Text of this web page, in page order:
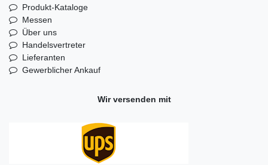
Produkt-Kataloge
Messen
Über uns
Handelsvertreter
Lieferanten
Gewerblicher Ankauf
Wir versenden mit